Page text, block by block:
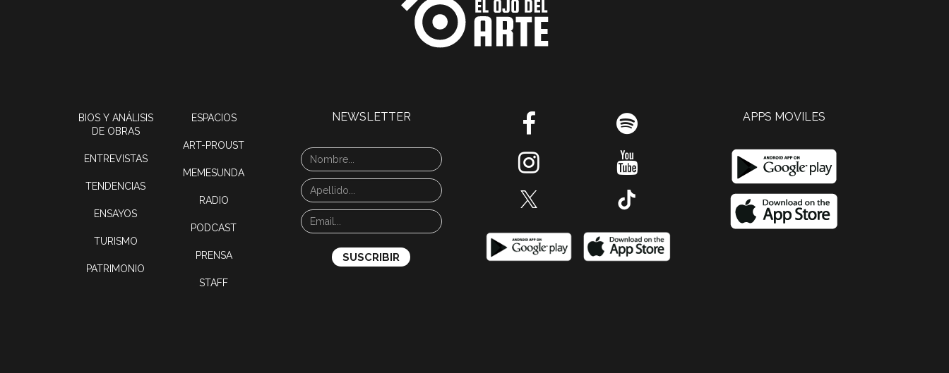
BIOS Y ANÁLISIS
DE OBRAS
ENTREVISTAS
TENDENCIAS
ENSAYOS
TURISMO
PATRIMONIO
ESPACIOS
ART-PROUST
MEMESUNDA
RADIO
PODCAST
PRENSA
STAFF
NEWSLETTER APPS MOVILES